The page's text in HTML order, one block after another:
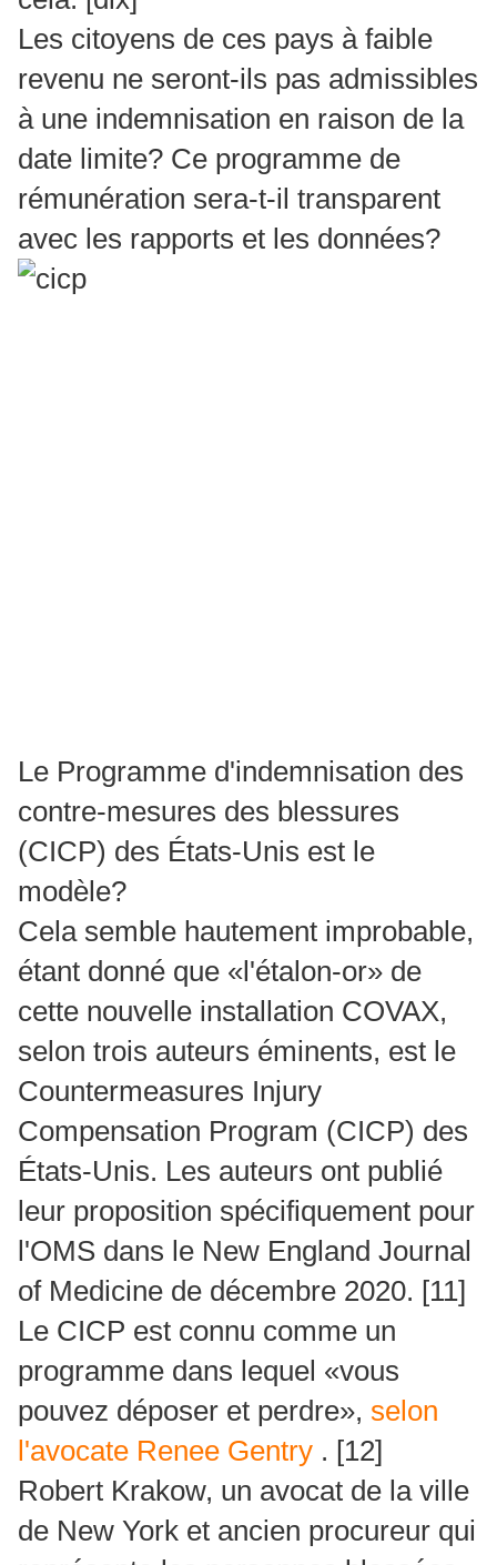
Les citoyens de ces pays à faible
revenu ne seront-ils pas admissibles
à une indemnisation en raison de la
date limite? Ce programme de
rémunération sera-t-il transparent
avec les rapports et les données?
Le Programme d'indemnisation des
contre-mesures des blessures
(CICP) des États-Unis est le
modèle?
Cela semble hautement improbable,
étant donné que «l'étalon-or» de
cette nouvelle installation COVAX,
selon trois auteurs éminents, est le
Countermeasures Injury
Compensation Program (CICP) des
États-Unis. Les auteurs ont publié
leur proposition spécifiquement pour
l'OMS dans le New England Journal
of Medicine de décembre 2020. [11]
Le CICP est connu comme un
programme dans lequel «vous
pouvez déposer et perdre», selon
l'avocate Renee Gentry . [12]
Robert Krakow, un avocat de la ville
de New York et ancien procureur qui